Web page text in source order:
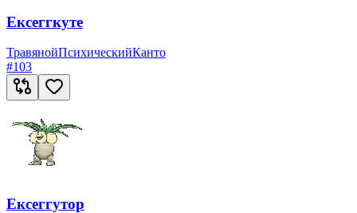
Ексеггкуте
ТравянойПсихическийКанто
#103
Ексеггутор